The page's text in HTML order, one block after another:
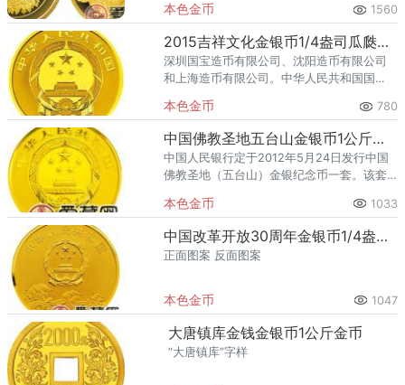
现了中国传统的吉祥图吉庆有余。
本色金币 1560
2015吉祥文化金银币1/4盎司瓜瓞绵绵金币
深圳国宝造币有限公司、沈阳造币有限公司
和上海造币有限公司。中华人民共和国国
造型组合设计，并刊“瓜瓞绵绵”字样及面额
本色金币 780
中国佛教圣地五台山金银币1公斤五台山·佛光寺金币
中国人民银行定于2012年5月24日发行中国
佛教圣地（五台山）金银纪念币一套。该套
中华人民共和国法定货币。
本色金币 1033
中国改革开放30周年金银币1/4盎司金币
正面图案 反面图案
本色金币 1047
大唐镇库金钱金银币1公斤金币
“大唐镇库”字样